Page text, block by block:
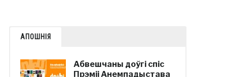
АПОШНІЯ
Абвешчаны доўгі спіс
Прэміі Анемпадыстава